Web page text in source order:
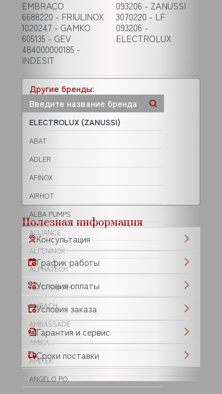
Другие бренды:
ELECTROLUX (ZANUSSI)
ABAT
ADLER
AFINOX
AIRHOT
ALBA PUMPS
ALLIANCE
ALPENINOX
ALPHATECH
ALTO SHAAM
AMBACH
AMBASSADE
AMIKA
AMITEK
ANGELO PO
EMBRACO
6688220 - FRIULINOX
1020247 - GAMKO
605135 - GEV
484000000185 -
INDESIT
093206 - ZANUSSI
3070220 - LF
093206 -
ELECTROLUX
Полезная информация
Консультация
График работы
Условия оплаты
Условия заказа
Гарантия и сервис
Сроки поставки